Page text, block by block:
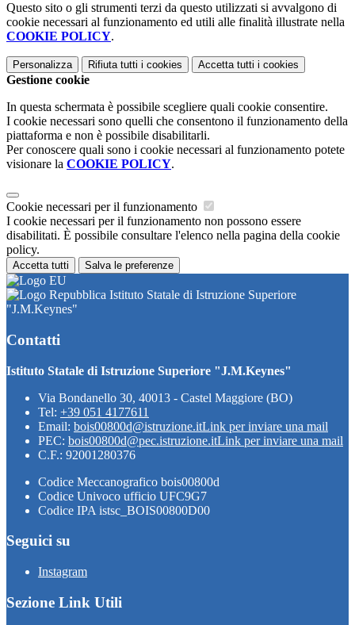
Questo sito o gli strumenti terzi da questo utilizzati si avvalgono di
cookie necessari al funzionamento ed utili alle finalità illustrate nella
COOKIE POLICY.
Personalizza Rifiuta tutti i cookies Accetta tutti i cookies
Gestione cookie
In questa schermata è possibile scegliere quali cookie consentire.
I cookie necessari sono quelli che consentono il funzionamento della
piattaforma e non è possibile disabilitarli.
Per conoscere quali sono i cookie necessari al funzionamento potete
visionare la COOKIE POLICY.
Cookie necessari per il funzionamento
I cookie necessari per il funzionamento non possono essere
disabilitati. È possibile consultare l'elenco nella pagina della cookie
policy.
Accetta tutti Salva le preferenze
Istituto Statale di Istruzione Superiore
"J.M.Keynes"
Contatti
Istituto Statale di Istruzione Superiore "J.M.Keynes"
Via Bondanello 30, 40013 - Castel Maggiore (BO)
Tel: +39 051 4177611
Email: bois00800d@istruzione.itLink per inviare una mail
PEC: bois00800d@pec.istruzione.itLink per inviare una mail
C.F.: 92001280376
Codice Meccanografico bois00800d
Codice Univoco ufficio UFC9G7
Codice IPA istsc_BOIS00800D00
Seguici su
Instagram
Sezione Link Utili